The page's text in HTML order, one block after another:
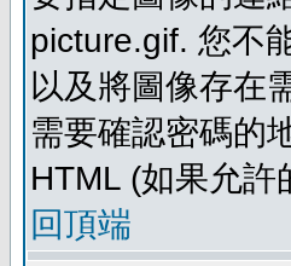
picture.gif. 您不
以及將圖像存在
需要確認密碼的
HTML (如果允許
回頂端